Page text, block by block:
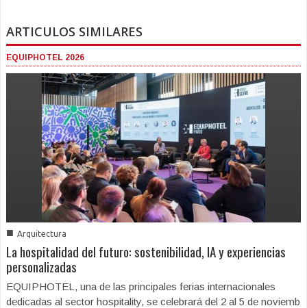
ARTICULOS SIMILARES
EQUIPHOTEL 2026
■ Arquitectura
La hospitalidad del futuro: sostenibilidad, IA y experiencias
personalizadas
EQUIPHOTEL, una de las principales ferias internacionales
dedicadas al sector hospitality, se celebrará del 2 al 5 de noviemb